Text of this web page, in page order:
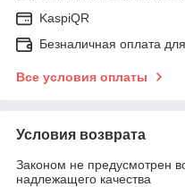
KaspiQR
Безналичная оплата
Все условия оплаты
Условия возврата
Законом не предусмотрен
надлежащего качества